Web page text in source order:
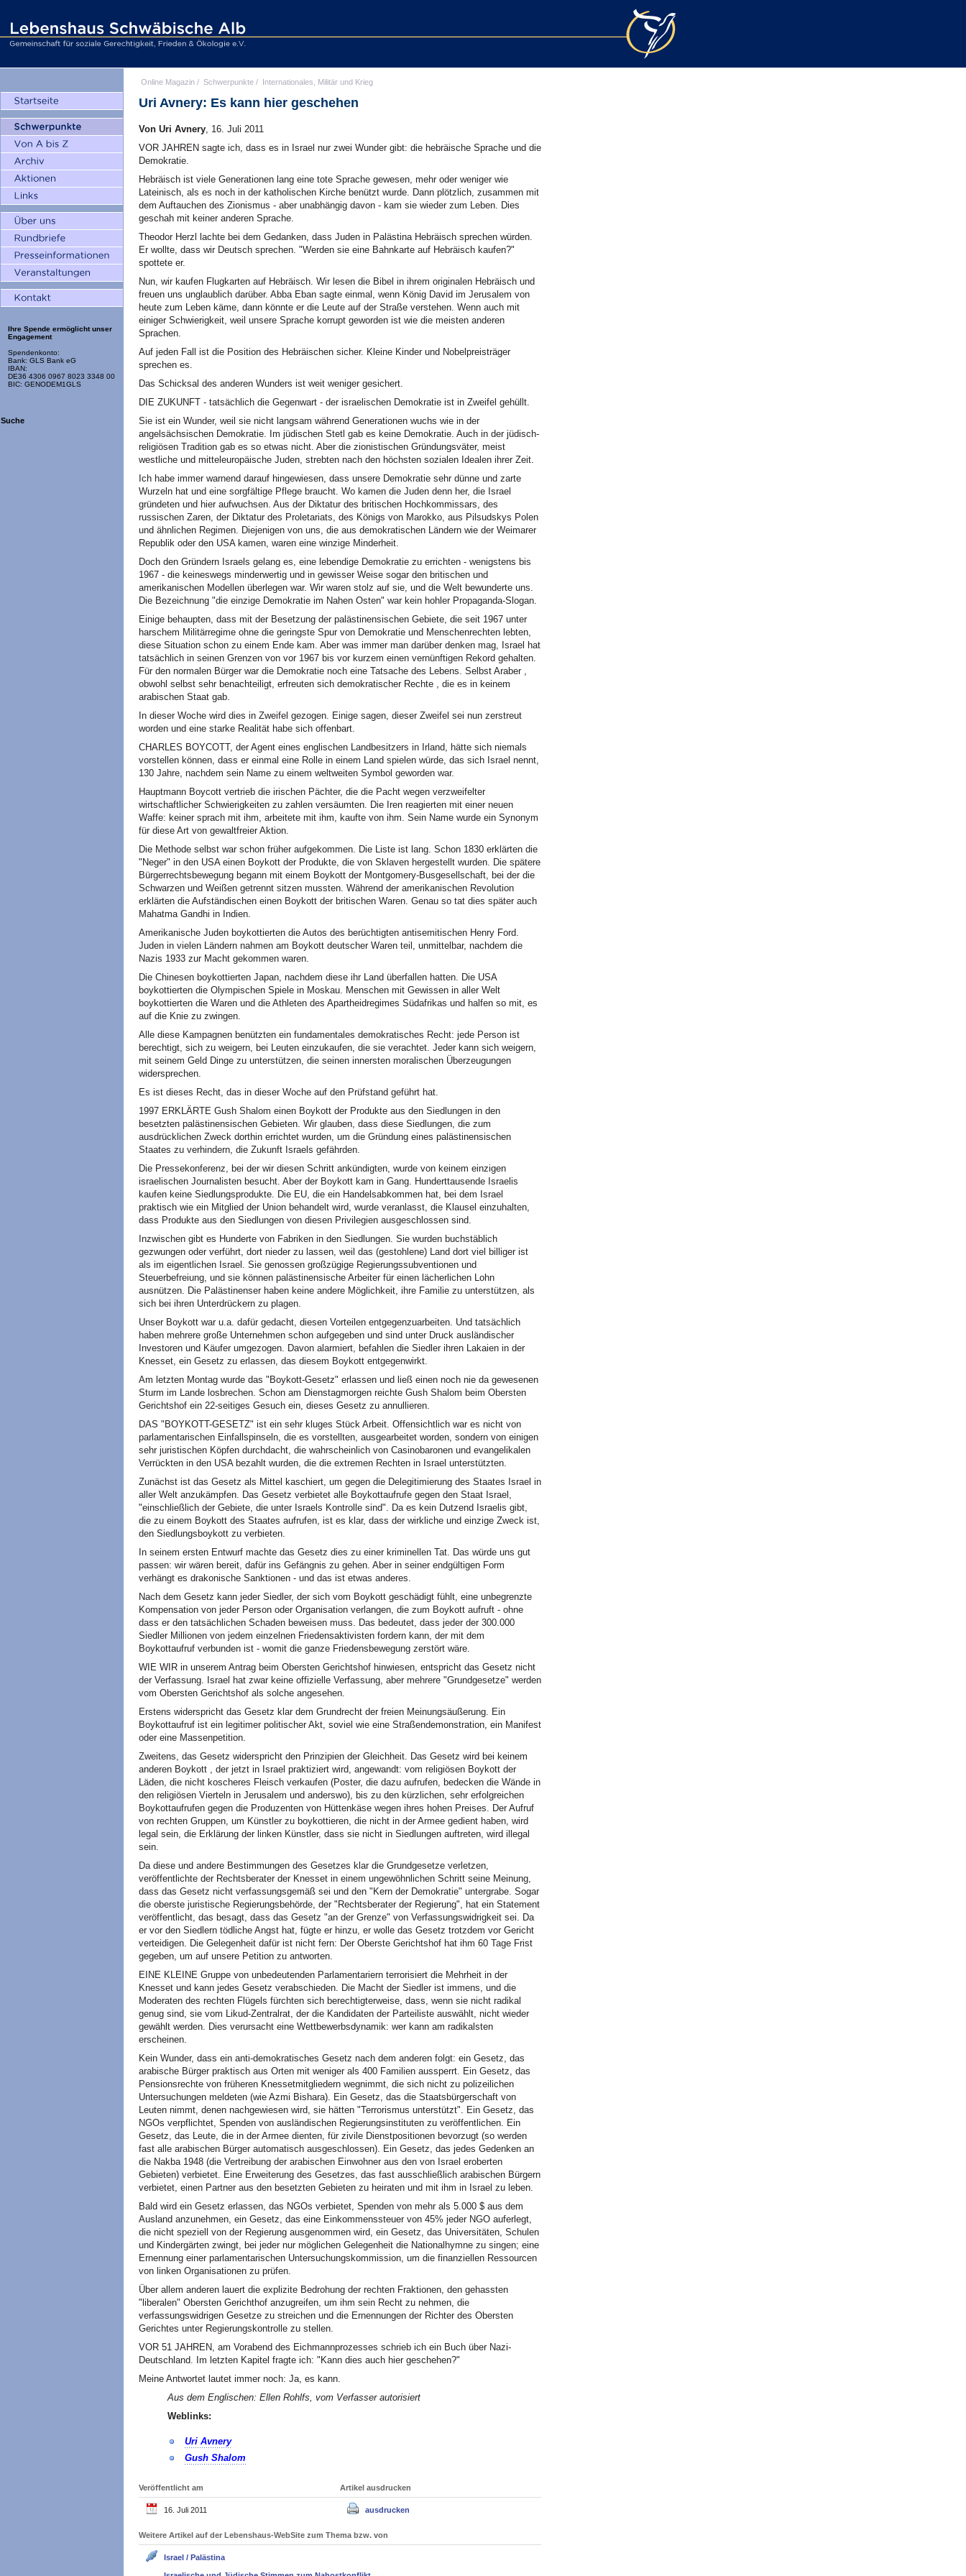
Ihre Spende ermöglicht unser
Engagement
Spendenkonto:
Bank: GLS Bank eG
IBAN:
DE36 4306 0967 8023 3348 00
BIC: GENODEM1GLS
Suche
Online Magazin / Schwerpunkte / Internationales, Militär und Krieg
Uri Avnery: Es kann hier geschehen
Von Uri Avnery, 16. Juli 2011
VOR JAHREN sagte ich, dass es in Israel nur zwei Wunder gibt: die hebräische Sprache und die
Demokratie.
Hebräisch ist viele Generationen lang eine tote Sprache gewesen, mehr oder weniger wie
Lateinisch, als es noch in der katholischen Kirche benützt wurde. Dann plötzlich, zusammen mit
dem Auftauchen des Zionismus - aber unabhängig davon - kam sie wieder zum Leben. Dies
geschah mit keiner anderen Sprache.
Theodor Herzl lachte bei dem Gedanken, dass Juden in Palästina Hebräisch sprechen würden.
Er wollte, dass wir Deutsch sprechen. "Werden sie eine Bahnkarte auf Hebräisch kaufen?"
spottete er.
Nun, wir kaufen Flugkarten auf Hebräisch. Wir lesen die Bibel in ihrem originalen Hebräisch und
freuen uns unglaublich darüber. Abba Eban sagte einmal, wenn König David im Jerusalem von
heute zum Leben käme, dann könnte er die Leute auf der Straße verstehen. Wenn auch mit
einiger Schwierigkeit, weil unsere Sprache korrupt geworden ist wie die meisten anderen
Sprachen.
Auf jeden Fall ist die Position des Hebräischen sicher. Kleine Kinder und Nobelpreisträger
sprechen es.
Das Schicksal des anderen Wunders ist weit weniger gesichert.
DIE ZUKUNFT - tatsächlich die Gegenwart - der israelischen Demokratie ist in Zweifel gehüllt.
Sie ist ein Wunder, weil sie nicht langsam während Generationen wuchs wie in der
angelsächsischen Demokratie. Im jüdischen Stetl gab es keine Demokratie. Auch in der jüdisch-
religiösen Tradition gab es so etwas nicht. Aber die zionistischen Gründungsväter, meist
westliche und mitteleuropäische Juden, strebten nach den höchsten sozialen Idealen ihrer Zeit.
Ich habe immer warnend darauf hingewiesen, dass unsere Demokratie sehr dünne und zarte
Wurzeln hat und eine sorgfältige Pflege braucht. Wo kamen die Juden denn her, die Israel
gründeten und hier aufwuchsen. Aus der Diktatur des britischen Hochkommissars, des
russischen Zaren, der Diktatur des Proletariats, des Königs von Marokko, aus Pilsudskys Polen
und ähnlichen Regimen. Diejenigen von uns, die aus demokratischen Ländern wie der Weimarer
Republik oder den USA kamen, waren eine winzige Minderheit.
Doch den Gründern Israels gelang es, eine lebendige Demokratie zu errichten - wenigstens bis
1967 - die keineswegs minderwertig und in gewisser Weise sogar den britischen und
amerikanischen Modellen überlegen war. Wir waren stolz auf sie, und die Welt bewunderte uns.
Die Bezeichnung "die einzige Demokratie im Nahen Osten" war kein hohler Propaganda-Slogan.
Einige behaupten, dass mit der Besetzung der palästinensischen Gebiete, die seit 1967 unter
harschem Militärregime ohne die geringste Spur von Demokratie und Menschenrechten lebten,
diese Situation schon zu einem Ende kam. Aber was immer man darüber denken mag, Israel hat
tatsächlich in seinen Grenzen von vor 1967 bis vor kurzem einen vernünftigen Rekord gehalten.
Für den normalen Bürger war die Demokratie noch eine Tatsache des Lebens. Selbst Araber ,
obwohl selbst sehr benachteiligt, erfreuten sich demokratischer Rechte , die es in keinem
arabischen Staat gab.
In dieser Woche wird dies in Zweifel gezogen. Einige sagen, dieser Zweifel sei nun zerstreut
worden und eine starke Realität habe sich offenbart.
CHARLES BOYCOTT, der Agent eines englischen Landbesitzers in Irland, hätte sich niemals
vorstellen können, dass er einmal eine Rolle in einem Land spielen würde, das sich Israel nennt,
130 Jahre, nachdem sein Name zu einem weltweiten Symbol geworden war.
Hauptmann Boycott vertrieb die irischen Pächter, die die Pacht wegen verzweifelter
wirtschaftlicher Schwierigkeiten zu zahlen versäumten. Die Iren reagierten mit einer neuen
Waffe: keiner sprach mit ihm, arbeitete mit ihm, kaufte von ihm. Sein Name wurde ein Synonym
für diese Art von gewaltfreier Aktion.
Die Methode selbst war schon früher aufgekommen. Die Liste ist lang. Schon 1830 erklärten die
"Neger" in den USA einen Boykott der Produkte, die von Sklaven hergestellt wurden. Die spätere
Bürgerrechtsbewegung begann mit einem Boykott der Montgomery-Busgesellschaft, bei der die
Schwarzen und Weißen getrennt sitzen mussten. Während der amerikanischen Revolution
erklärten die Aufständischen einen Boykott der britischen Waren. Genau so tat dies später auch
Mahatma Gandhi in Indien.
Amerikanische Juden boykottierten die Autos des berüchtigten antisemitischen Henry Ford.
Juden in vielen Ländern nahmen am Boykott deutscher Waren teil, unmittelbar, nachdem die
Nazis 1933 zur Macht gekommen waren.
Die Chinesen boykottierten Japan, nachdem diese ihr Land überfallen hatten. Die USA
boykottierten die Olympischen Spiele in Moskau. Menschen mit Gewissen in aller Welt
boykottierten die Waren und die Athleten des Apartheidregimes Südafrikas und halfen so mit, es
auf die Knie zu zwingen.
Alle diese Kampagnen benützten ein fundamentales demokratisches Recht: jede Person ist
berechtigt, sich zu weigern, bei Leuten einzukaufen, die sie verachtet. Jeder kann sich weigern,
mit seinem Geld Dinge zu unterstützen, die seinen innersten moralischen Überzeugungen
widersprechen.
Es ist dieses Recht, das in dieser Woche auf den Prüfstand geführt hat.
1997 ERKLÄRTE Gush Shalom einen Boykott der Produkte aus den Siedlungen in den
besetzten palästinensischen Gebieten. Wir glauben, dass diese Siedlungen, die zum
ausdrücklichen Zweck dorthin errichtet wurden, um die Gründung eines palästinensischen
Staates zu verhindern, die Zukunft Israels gefährden.
Die Pressekonferenz, bei der wir diesen Schritt ankündigten, wurde von keinem einzigen
israelischen Journalisten besucht. Aber der Boykott kam in Gang. Hunderttausende Israelis
kaufen keine Siedlungsprodukte. Die EU, die ein Handelsabkommen hat, bei dem Israel
praktisch wie ein Mitglied der Union behandelt wird, wurde veranlasst, die Klausel einzuhalten,
dass Produkte aus den Siedlungen von diesen Privilegien ausgeschlossen sind.
Inzwischen gibt es Hunderte von Fabriken in den Siedlungen. Sie wurden buchstäblich
gezwungen oder verführt, dort nieder zu lassen, weil das (gestohlene) Land dort viel billiger ist
als im eigentlichen Israel. Sie genossen großzügige Regierungssubventionen und
Steuerbefreiung, und sie können palästinensische Arbeiter für einen lächerlichen Lohn
ausnützen. Die Palästinenser haben keine andere Möglichkeit, ihre Familie zu unterstützen, als
sich bei ihren Unterdrückern zu plagen.
Unser Boykott war u.a. dafür gedacht, diesen Vorteilen entgegenzuarbeiten. Und tatsächlich
haben mehrere große Unternehmen schon aufgegeben und sind unter Druck ausländischer
Investoren und Käufer umgezogen. Davon alarmiert, befahlen die Siedler ihren Lakaien in der
Knesset, ein Gesetz zu erlassen, das diesem Boykott entgegenwirkt.
Am letzten Montag wurde das "Boykott-Gesetz" erlassen und ließ einen noch nie da gewesenen
Sturm im Lande losbrechen. Schon am Dienstagmorgen reichte Gush Shalom beim Obersten
Gerichtshof ein 22-seitiges Gesuch ein, dieses Gesetz zu annullieren.
DAS "BOYKOTT-GESETZ" ist ein sehr kluges Stück Arbeit. Offensichtlich war es nicht von
parlamentarischen Einfallspinseln, die es vorstellten, ausgearbeitet worden, sondern von einigen
sehr juristischen Köpfen durchdacht, die wahrscheinlich von Casinobaronen und evangelikalen
Verrückten in den USA bezahlt wurden, die die extremen Rechten in Israel unterstützten.
Zunächst ist das Gesetz als Mittel kaschiert, um gegen die Delegitimierung des Staates Israel in
aller Welt anzukämpfen. Das Gesetz verbietet alle Boykottaufrufe gegen den Staat Israel,
"einschließlich der Gebiete, die unter Israels Kontrolle sind". Da es kein Dutzend Israelis gibt,
die zu einem Boykott des Staates aufrufen, ist es klar, dass der wirkliche und einzige Zweck ist,
den Siedlungsboykott zu verbieten.
In seinem ersten Entwurf machte das Gesetz dies zu einer kriminellen Tat. Das würde uns gut
passen: wir wären bereit, dafür ins Gefängnis zu gehen. Aber in seiner endgültigen Form
verhängt es drakonische Sanktionen - und das ist etwas anderes.
Nach dem Gesetz kann jeder Siedler, der sich vom Boykott geschädigt fühlt, eine unbegrenzte
Kompensation von jeder Person oder Organisation verlangen, die zum Boykott aufruft - ohne
dass er den tatsächlichen Schaden beweisen muss. Das bedeutet, dass jeder der 300.000
Siedler Millionen von jedem einzelnen Friedensaktivisten fordern kann, der mit dem
Boykottaufruf verbunden ist - womit die ganze Friedensbewegung zerstört wäre.
WIE WIR in unserem Antrag beim Obersten Gerichtshof hinwiesen, entspricht das Gesetz nicht
der Verfassung. Israel hat zwar keine offizielle Verfassung, aber mehrere "Grundgesetze" werden
vom Obersten Gerichtshof als solche angesehen.
Erstens widerspricht das Gesetz klar dem Grundrecht der freien Meinungsäußerung. Ein
Boykottaufruf ist ein legitimer politischer Akt, soviel wie eine Straßendemonstration, ein Manifest
oder eine Massenpetition.
Zweitens, das Gesetz widerspricht den Prinzipien der Gleichheit. Das Gesetz wird bei keinem
anderen Boykott , der jetzt in Israel praktiziert wird, angewandt: vom religiösen Boykott der
Läden, die nicht koscheres Fleisch verkaufen (Poster, die dazu aufrufen, bedecken die Wände in
den religiösen Vierteln in Jerusalem und anderswo), bis zu den kürzlichen, sehr erfolgreichen
Boykottaufrufen gegen die Produzenten von Hüttenkäse wegen ihres hohen Preises. Der Aufruf
von rechten Gruppen, um Künstler zu boykottieren, die nicht in der Armee gedient haben, wird
legal sein, die Erklärung der linken Künstler, dass sie nicht in Siedlungen auftreten, wird illegal
sein.
Da diese und andere Bestimmungen des Gesetzes klar die Grundgesetze verletzen,
veröffentlichte der Rechtsberater der Knesset in einem ungewöhnlichen Schritt seine Meinung,
dass das Gesetz nicht verfassungsgemäß sei und den "Kern der Demokratie" untergrabe. Sogar
die oberste juristische Regierungsbehörde, der "Rechtsberater der Regierung", hat ein Statement
veröffentlicht, das besagt, dass das Gesetz "an der Grenze" von Verfassungswidrigkeit sei. Da
er vor den Siedlern tödliche Angst hat, fügte er hinzu, er wolle das Gesetz trotzdem vor Gericht
verteidigen. Die Gelegenheit dafür ist nicht fern: Der Oberste Gerichtshof hat ihm 60 Tage Frist
gegeben, um auf unsere Petition zu antworten.
EINE KLEINE Gruppe von unbedeutenden Parlamentariern terrorisiert die Mehrheit in der
Knesset und kann jedes Gesetz verabschieden. Die Macht der Siedler ist immens, und die
Moderaten des rechten Flügels fürchten sich berechtigterweise, dass, wenn sie nicht radikal
genug sind, sie vom Likud-Zentralrat, der die Kandidaten der Parteiliste auswählt, nicht wieder
gewählt werden. Dies verursacht eine Wettbewerbsdynamik: wer kann am radikalsten
erscheinen.
Kein Wunder, dass ein anti-demokratisches Gesetz nach dem anderen folgt: ein Gesetz, das
arabische Bürger praktisch aus Orten mit weniger als 400 Familien aussperrt. Ein Gesetz, das
Pensionsrechte von früheren Knessetmitgliedern wegnimmt, die sich nicht zu polizeilichen
Untersuchungen meldeten (wie Azmi Bishara). Ein Gesetz, das die Staatsbürgerschaft von
Leuten nimmt, denen nachgewiesen wird, sie hätten "Terrorismus unterstützt". Ein Gesetz, das
NGOs verpflichtet, Spenden von ausländischen Regierungsinstituten zu veröffentlichen. Ein
Gesetz, das Leute, die in der Armee dienten, für zivile Dienstpositionen bevorzugt (so werden
fast alle arabischen Bürger automatisch ausgeschlossen). Ein Gesetz, das jedes Gedenken an
die Nakba 1948 (die Vertreibung der arabischen Einwohner aus den von Israel eroberten
Gebieten) verbietet. Eine Erweiterung des Gesetzes, das fast ausschließlich arabischen Bürgern
verbietet, einen Partner aus den besetzten Gebieten zu heiraten und mit ihm in Israel zu leben.
Bald wird ein Gesetz erlassen, das NGOs verbietet, Spenden von mehr als 5.000 $ aus dem
Ausland anzunehmen, ein Gesetz, das eine Einkommenssteuer von 45% jeder NGO auferlegt,
die nicht speziell von der Regierung ausgenommen wird, ein Gesetz, das Universitäten, Schulen
und Kindergärten zwingt, bei jeder nur möglichen Gelegenheit die Nationalhymne zu singen; eine
Ernennung einer parlamentarischen Untersuchungskommission, um die finanziellen Ressourcen
von linken Organisationen zu prüfen.
Über allem anderen lauert die explizite Bedrohung der rechten Fraktionen, den gehassten
"liberalen" Obersten Gerichthof anzugreifen, um ihm sein Recht zu nehmen, die
verfassungswidrigen Gesetze zu streichen und die Ernennungen der Richter des Obersten
Gerichtes unter Regierungskontrolle zu stellen.
VOR 51 JAHREN, am Vorabend des Eichmannprozesses schrieb ich ein Buch über Nazi-
Deutschland. Im letzten Kapitel fragte ich: "Kann dies auch hier geschehen?"
Meine Antwortet lautet immer noch: Ja, es kann.
Aus dem Englischen: Ellen Rohlfs, vom Verfasser autorisiert
Weblinks:
Uri Avnery
Gush Shalom
Veröffentlicht am
16. Juli 2011
Artikel ausdrucken
ausdrucken
Weitere Artikel auf der Lebenshaus-WebSite zum Thema bzw. von
Israel / Palästina